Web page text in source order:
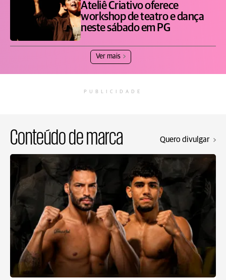
Ateliê Criativo oferece
workshop de teatro e dança
neste sábado em PG
Ver mais
PUBLICIDADE
Conteúdo de marca Quero divulgar